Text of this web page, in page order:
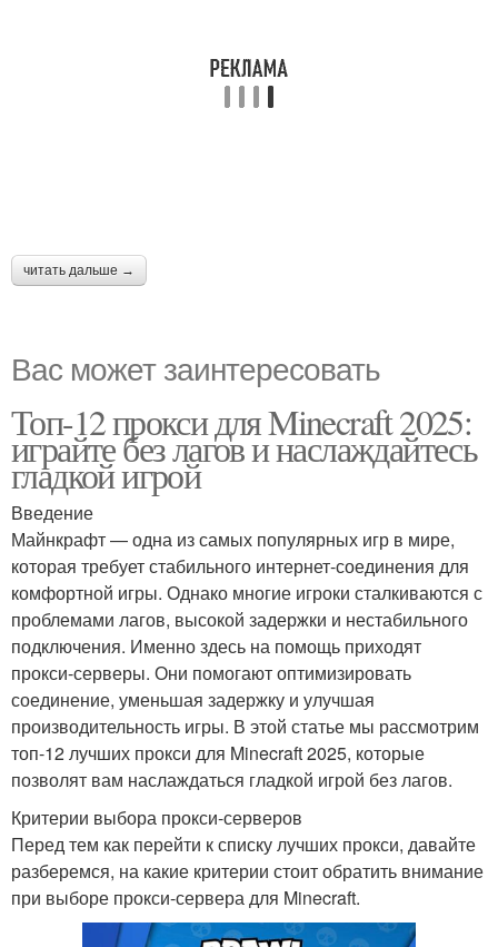
читать дальше →
Вас может заинтересовать
Топ-12 прокси для Minecraft 2025:
играйте без лагов и наслаждайтесь
гладкой игрой
Введение
Майнкрафт — одна из самых популярных игр в мире,
которая требует стабильного интернет-соединения для
комфортной игры. Однако многие игроки сталкиваются с
проблемами лагов, высокой задержки и нестабильного
подключения. Именно здесь на помощь приходят
прокси-серверы. Они помогают оптимизировать
соединение, уменьшая задержку и улучшая
производительность игры. В этой статье мы рассмотрим
топ-12 лучших прокси для Minecraft 2025, которые
позволят вам наслаждаться гладкой игрой без лагов.
Критерии выбора прокси-серверов
Перед тем как перейти к списку лучших прокси, давайте
разберемся, на какие критерии стоит обратить внимание
при выборе прокси-сервера для Minecraft.